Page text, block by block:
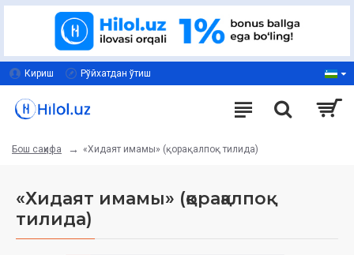
Кириш Рўйхатдан ўтиш
Бош саҳифа «Хидаят имамы» (қорақалпоқ тилида)
«Хидаят имамы» (қорақалпоқ
тилида)